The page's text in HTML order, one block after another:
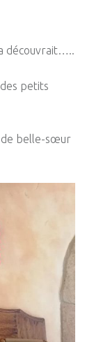
découvrait…..
petits
de belle-sœur